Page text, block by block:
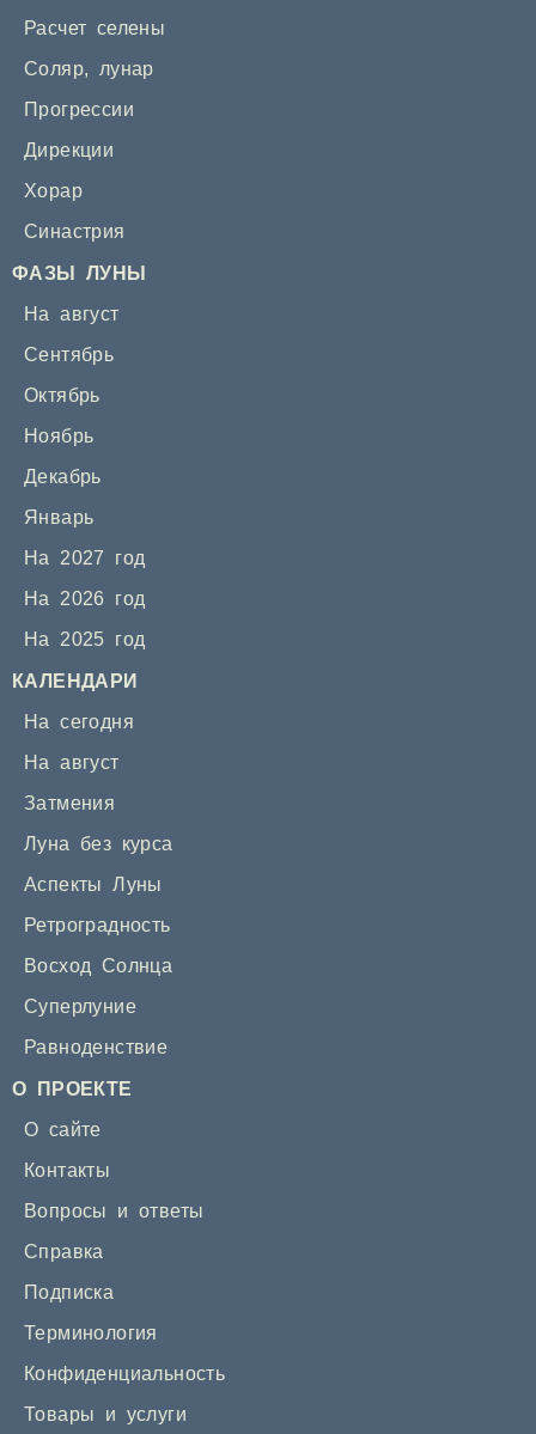
Расчет селены
Соляр, лунар
Прогрессии
Дирекции
Хорар
Синастрия
ФАЗЫ ЛУНЫ
На август
Сентябрь
Октябрь
Ноябрь
Декабрь
Январь
На 2027 год
На 2026 год
На 2025 год
КАЛЕНДАРИ
На сегодня
На август
Затмения
Луна без курса
Аспекты Луны
Ретроградность
Восход Солнца
Суперлуние
Равноденствие
О ПРОЕКТЕ
О сайте
Контакты
Вопросы и ответы
Справка
Подписка
Терминология
Конфиденциальность
Товары и услуги